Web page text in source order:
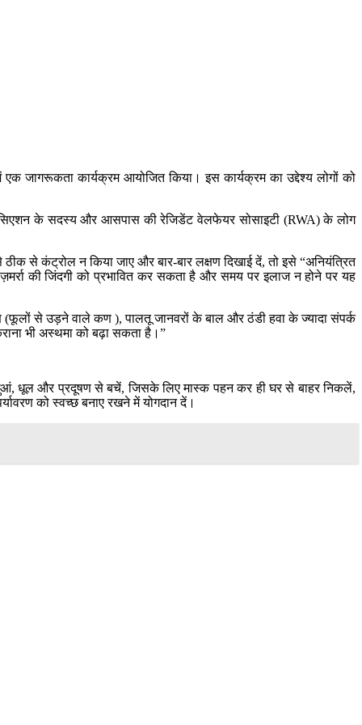
जागरूकता कार्यक्रम आयोजित किया। इस कार्यक्रम का उद्देश्य लोगों को
के सदस्य और आसपास की रेजिडेंट वेलफेयर सोसाइटी (RWA) के लोग
से कंट्रोल न किया जाए और बार-बार लक्षण दिखाई दें, तो इसे “अनियंत्रित
की जिंदगी को प्रभावित कर सकता है और समय पर इलाज न होने पर यह
से उड़ने वाले कण ), पालतू जानवरों के बाल और ठंडी हवा के ज्यादा संपर्क
भी अस्थमा को बढ़ा सकता है।”
धूल और प्रदूषण से बचें, जिसके लिए मास्क पहन कर ही घर से बाहर निकलें,
को स्वच्छ बनाए रखने में योगदान दें।